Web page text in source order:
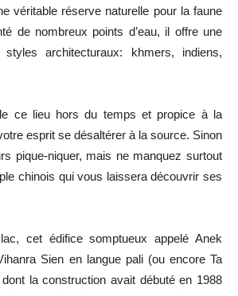
véritable réserve naturelle pour la faune
de nombreux points d’eau, il offre une
architecturaux: khmers, indiens,
ce lieu hors du temps et propice à la
esprit se désaltérer à la source. Sinon
pique-niquer, mais ne manquez surtout
chinois qui vous laissera découvrir ses
cet édifice somptueux appelé Anek
Sien en langue pali (ou encore Ta
la construction avait débuté en 1988